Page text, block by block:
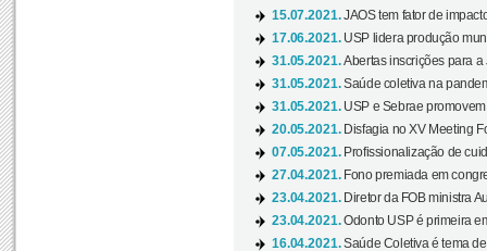
15.07.2021.JAOS tem fator de
17.06.2021. USP lidera produção
31.05.2021.Abertas inscrições para
31.05.2021.Saúde coletiva na
31.05.2021. USP e Sebrae
20.05.2021. Disfagia no XV Meeting
07.05.2021. Profissionalização de
27.04.2021. Fono premiada em
23.04.2021. Diretor da FOB ministra
23.04.2021.Odonto USP é primeira
16.04.2021.Saúde Coletiva é tema